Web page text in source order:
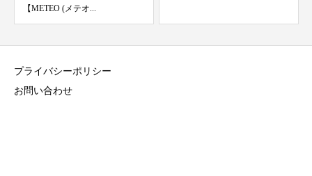
【METEO (メテオ...
プライバシーポリシー
お問い合わせ